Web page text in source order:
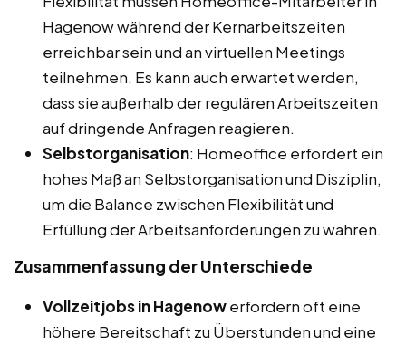
Hagenow während der Kernarbeitszeiten
erreichbar sein und an virtuellen Meetings
teilnehmen. Es kann auch erwartet werden,
dass sie außerhalb der regulären Arbeitszeiten
auf dringende Anfragen reagieren.
Selbstorganisation: Homeoffice erfordert ein
hohes Maß an Selbstorganisation und Disziplin,
um die Balance zwischen Flexibilität und
Erfüllung der Arbeitsanforderungen zu wahren.
Zusammenfassung der Unterschiede
Vollzeitjobs in Hagenowerfordern oft eine
höhere Bereitschaft zu Überstunden und eine